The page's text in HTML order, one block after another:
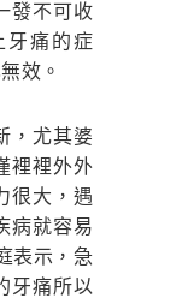
發不可收
牙痛的症
效。
，尤其婆
裡裡外外
很大，遇
病就容易
表示，急
牙痛所以